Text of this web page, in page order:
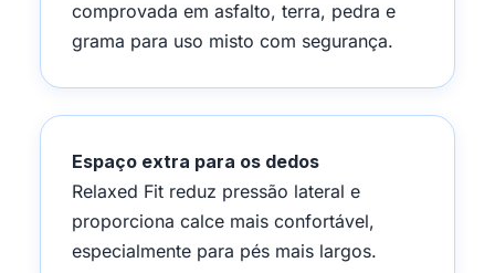
comprovada em asfalto, terra, pedra e
grama para uso misto com segurança.
Espaço extra para os dedos
Relaxed Fit reduz pressão lateral e
proporciona calce mais confortável,
especialmente para pés mais largos.